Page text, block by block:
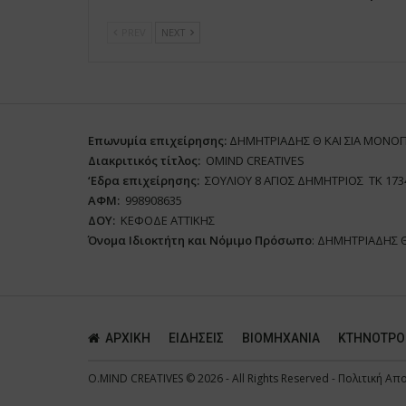
NEXT
Επωνυμία επιχείρησης: ΔΗΜΗΤΡΙΑΔΗΣ Θ ΚΑΙ ΣΙΑ
Διακριτικός τίτλος: ΟΜΙΝD CREATIVES
‘Eδρα επιχείρησης: ΣΟΥΛΙΟΥ 8 ΑΓΙΟΣ ΔΗΜΗΤΡΙΟΣ ΤΚ
ΑΦΜ: 998908635
ΔΟΥ: ΚΕΦΟΔΕ ΑΤΤΙΚΗΣ
Όνομα Ιδιοκτήτη και Νόμιμο Πρόσωπο: ΔΗΜΗΤΡΙΑΔΗΣ
ΑΡΧΙΚΗ ΕΙΔΗΣΕΙΣ ΒΙΟΜΗΧΑΝΙΑ
O.MIND CREATIVES © 2026 - All Rights Reserved - Πολιτική